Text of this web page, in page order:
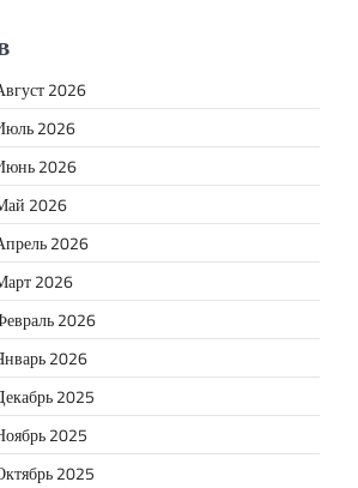
2026
2026
2026
2026
2026
2026
2026
2026
2025
2025
2025